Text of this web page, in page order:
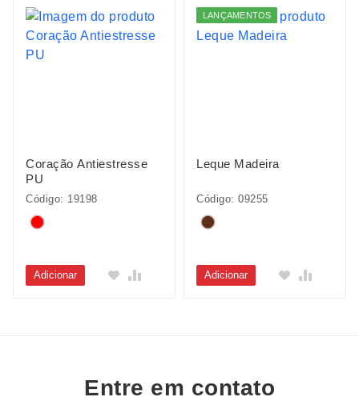
Coração Antiestresse
PU
Código: 19198
Adicionar
LANÇAMENTOS
Leque Madeira
Código: 09255
Adicionar
Entre em contato